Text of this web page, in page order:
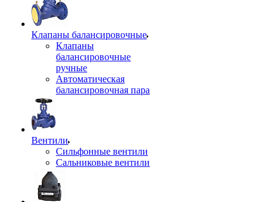
Клапаны балансировочные
Клапаны
балансировочные
ручные
Автоматическая
балансировочная пара
Вентили
Сильфонные вентили
Сальниковые вентили